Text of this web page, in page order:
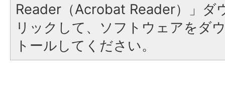
Reader（Acrobat Reader）」ダ
リックして、ソフトウェアをダ
トールしてください。